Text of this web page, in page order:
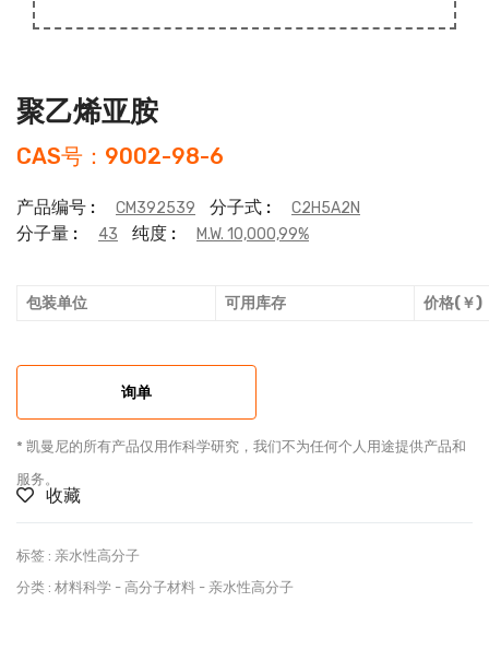
聚乙烯亚胺
CAS号：9002-98-6
产品编号 : CM392539 分子式 : C2H5A2N
分子量 : 43 纯度 : M.W. 10,000,99%
包装单位 可用库存 价格(￥)
询单
* 凯曼尼的所有产品仅用作科学研究，我们不为任何个人用途提供产品和
服务。
收藏
标签 : 亲水性高分子
分类 : 材料科学 - 高分子材料 - 亲水性高分子